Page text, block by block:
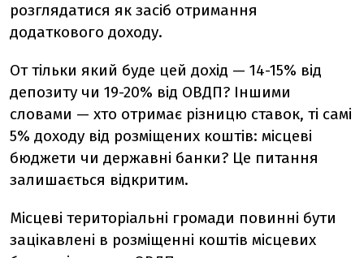
розглядатися як засіб отримання
додаткового доходу.
От тільки який буде цей дохід — 14-15% від
депозиту чи 19-20% від ОВДП? Іншими
словами — хто отримає різницю ставок, ті самі
5% доходу від розміщених коштів: місцеві
бюджети чи державні банки? Це питання
залишається відкритим.
Місцеві територіальні громади повинні бути
зацікавлені в розміщенні коштів місцевих